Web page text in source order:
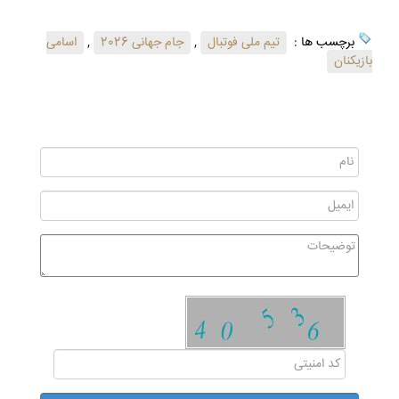
برچسب ها : تیم ملی فوتبال , جام جهانی 2026 , اسامی
بازیکنان